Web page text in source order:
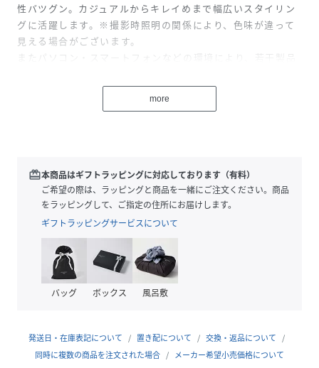
性バツグン。カジュアルからキレイめまで幅広いスタイリン
グに活躍します。※撮影時照明の関係により、色味が違って
見える場合がございます。
またパソコン・スマートフォンなどの環境により、若干製品
商品の色味は、商品単品画像をご参照下さい。
性別タイプ レディース
原産国 中国製
ポリエステル60%,レーヨン40%
ＦＲ
品番
RY9373_125
(125-6270002-030-41 RY9373
more
redeem本商品はギフトラッピングに対応しております（有料）
ご希望の際は、ラッピングと商品を一緒にご注文ください。商品
をラッピングして、ご指定の住所にお届けします。
ギフトラッピングサービスについて
バッグ ボックス 風呂敷
発送日・在庫表記について 置き配について
交換・返品について
同時に複数の商品を注文された場合
メーカー希望小売価格について